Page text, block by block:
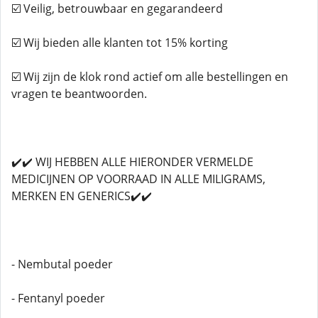
☑️ Veilig, betrouwbaar en gegarandeerd
☑️ Wij bieden alle klanten tot 15% korting
☑️ Wij zijn de klok rond actief om alle bestellingen en
vragen te beantwoorden.
✔️✔️ WIJ HEBBEN ALLE HIERONDER VERMELDE
MEDICIJNEN OP VOORRAAD IN ALLE MILIGRAMS,
MERKEN EN GENERICS✔️✔️
- Nembutal poeder
- Fentanyl poeder